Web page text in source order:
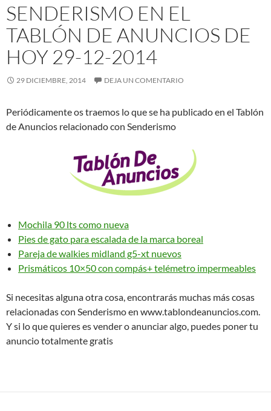
SENDERISMO EN EL
TABLÓN DE ANUNCIOS DE
HOY 29-12-2014
29 DICIEMBRE, 2014 DEJA UN COMENTARIO
Periódicamente os traemos lo que se ha publicado en el Tablón
de Anuncios relacionado con Senderismo
Mochila 90 lts como nueva
Pies de gato para escalada de la marca boreal
Pareja de walkies midland g5-xt nuevos
Prismáticos 10×50 con compás+ telémetro impermeables
Si necesitas alguna otra cosa, encontrarás muchas más cosas
relacionadas con Senderismo en www.tablondeanuncios.com.
Y si lo que quieres es vender o anunciar algo, puedes poner tu
anuncio totalmente gratis